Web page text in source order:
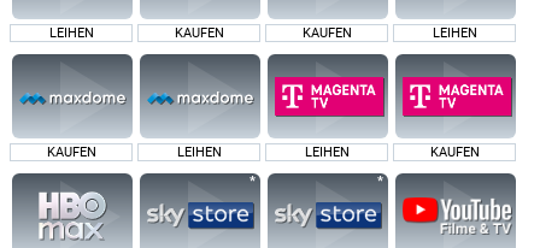
LEIHEN KAUFEN KAUFEN LEIHEN
KAUFEN LEIHEN LEIHEN KAUFEN